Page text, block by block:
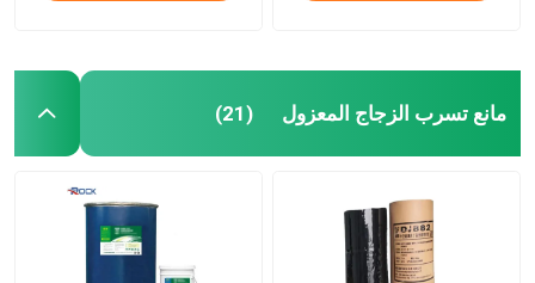
مانع تسرب الزجاج المعزول (21)